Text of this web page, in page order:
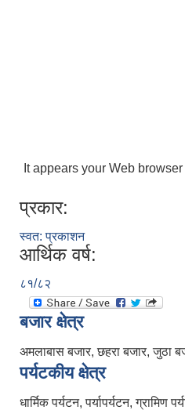
It appears your Web
प्रकार:
स्वत: प्रकाशन
आर्थिक वर्ष:
८१/८२
बजार क्षेत्र
अमलाबास बजार, छहरा बजार, जुठा
पर्यटकीय क्षेत्र
धार्मिक पर्यटन, पर्यापर्यटन,